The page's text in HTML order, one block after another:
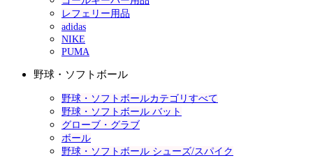
レフェリー用品
adidas
NIKE
PUMA
野球・ソフトボール
野球・ソフトボールカテゴリすべて
野球・ソフトボール バット
グローブ・グラブ
ボール
野球・ソフトボール シューズ/スパイク